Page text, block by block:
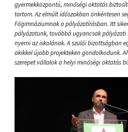
gyermekközpontú, minőségi oktatás
tartom. Az elmúlt időszakban önkéntesen
Főgimnáziumnak a pályázatírásban. Itt
pályázatunk, továbbá ugyancsak pályázati
nyerni az iskolának. A szülői bizottságban
akikkel újabb projekteken gondolkodunk.
szerepet vállalok a helyi minőségi oktatás